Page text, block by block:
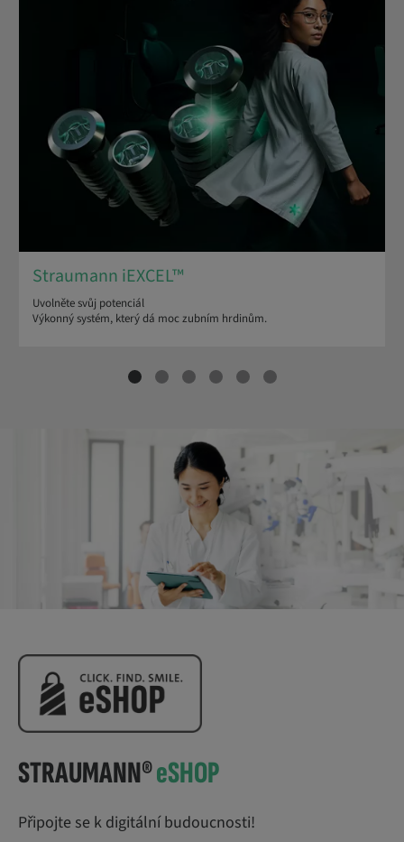
Straumann iEXCEL™
Uvolněte svůj potenciál
Výkonný systém, který dá moc zubním hrdinům.
STRAUMANN®eSHOP
Připojte se k digitální budoucnosti!